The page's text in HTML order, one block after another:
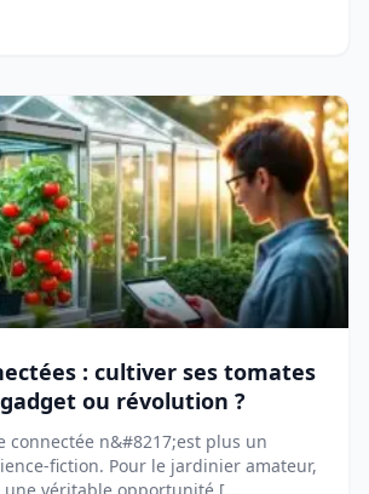
: cultiver ses tomates
ou révolution ?
connectée n&#8217;est plus un
fiction. Pour le jardinier amateur,